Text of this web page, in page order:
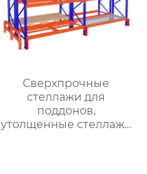
Сверхпрочные
стеллажи для
поддонов,
утолщенные стеллажи